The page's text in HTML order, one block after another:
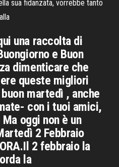
sua fidanzata, vorrebbe tanto
una raccolta di
e Buon
dimenticare che
queste migliori
martedì , anche
con i tuoi amici,
oggi non è un
2 Febbraio
2 febbraio la
la